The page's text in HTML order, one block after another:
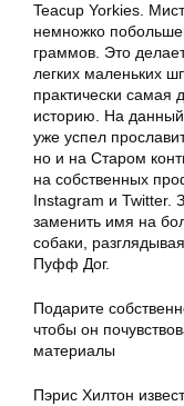
Teacup Yorkies.
немножко побольше
граммов. Это
легких маленьких
практически самая
историю. На
уже успел
но и на Старом
на собственных
Instagram и Twitter.
заменить имя на
собаки,
Пуфф Дог.
Подарите
чтобы он
материалы
Пэрис Хилтон